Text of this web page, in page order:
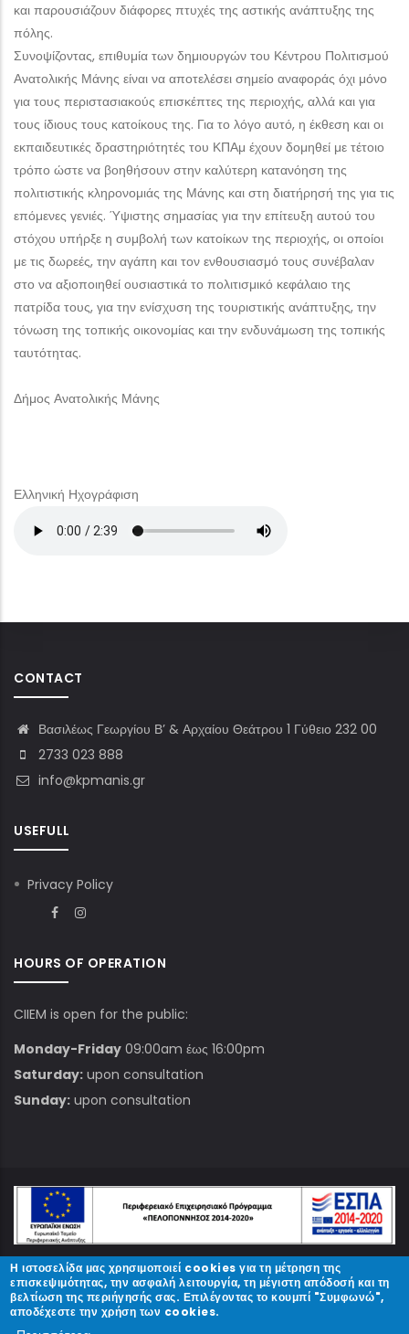
και παρουσιάζουν διάφορες πτυχές της αστικής ανάπτυξης της
πόλης.
Συνοψίζοντας, επιθυμία των δημιουργών του Κέντρου Πολιτισμού
Ανατολικής Μάνης είναι να αποτελέσει σημείο αναφοράς όχι μόνο
για τους περιστασιακούς επισκέπτες της περιοχής, αλλά και για
τους ίδιους τους κατοίκους της. Για το λόγο αυτό, η έκθεση και οι
εκπαιδευτικές δραστηριότητές του ΚΠΑμ έχουν δομηθεί με τέτοιο
τρόπο ώστε να βοηθήσουν στην καλύτερη κατανόηση της
πολιτιστικής κληρονομιάς της Μάνης και στη διατήρησή της για τις
επόμενες γενιές. Ύψιστης σημασίας για την επίτευξη αυτού του
στόχου υπήρξε η συμβολή των κατοίκων της περιοχής, οι οποίοι
με τις δωρεές, την αγάπη και τον ενθουσιασμό τους συνέβαλαν
στο να αξιοποιηθεί ουσιαστικά το πολιτισμικό κεφάλαιο της
πατρίδα τους, για την ενίσχυση της τουριστικής ανάπτυξης, την
τόνωση της τοπικής οικονομίας και την ενδυνάμωση της τοπικής
ταυτότητας.
Δήμος Ανατολικής Μάνης
Ελληνική Ηχογράφιση
CONTACT
Βασιλέως Γεωργίου Β’ & Αρχαίου Θεάτρου 1 Γύθειο 232 00
2733 023 888
info@kpmanis.gr
USEFULL
Privacy Policy
HOURS OF OPERATION
CIIEM is open for the public:
Monday-Friday 09:00am έως 16:00pm
Saturday: upon consultation
Sunday: upon consultation
© CopyrightΚΠΑΜ2023.
Η ιστοσελίδα μας χρησιμοποιεί cookies για τη μέτρηση της
επισκεψιμότητας, την ασφαλή λειτουργία, τη μέγιστη απόδοσή και τη
βελτίωση της περιήγησής σας. Επιλέγοντας το κουμπί "Συμφωνώ",
αποδέχεστε την χρήση των cookies.